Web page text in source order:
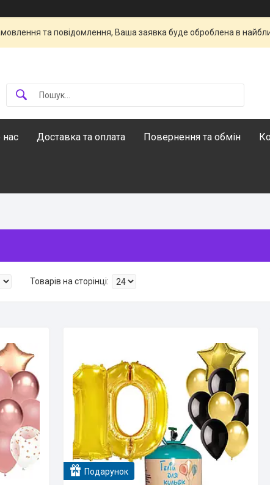
та повідомлення, Ваша заявка буде оброблена в
Доставка та оплата Повернення та обмін
Подарунок